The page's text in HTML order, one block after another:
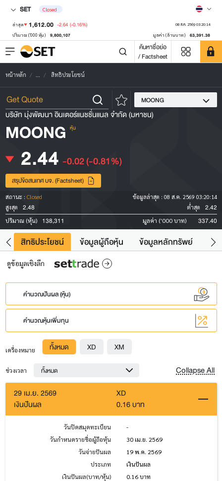
SET Closed
ล่าสุด 1,612.00 -2.64 (-0.16%) 08 ส.ค. 2569 03:20:14
ปริมาณ ('000 หุ้น) 9,800,107 มูลค่า (ล้านบาท) 63,391.38
ค้นหาชื่อย่อ
/ Factsheet
หน้าหลัก ... สิทธิประโยชน์
MOONG
บริษัท มุ่งพัฒนา อินเตอร์แนชชั่นแนล จำกัด (มหาชน)
MOONG หุ้น
2.44 -0.02(-0.81%)
สรุปข้อสนเทศ บจ. (Factsheet)
สถานะ : Closed ข้อมูลล่าสุด : 08 ส.ค. 2569 03:20:14
สูงสุด
2.48 ต่ำสุด 2.42
ปริมาณ (หุ้น) 138,311 มูลค่า ('000 บาท) 337.40
สิทธิประโยชน์ ข้อมูลผู้ถือหุ้น ข้อมูลหลักทรัพย์
ดูข้อมูลเชิงลึก
คำนวณปันผล (หุ้น)
คำนวณหุ้นเพิ่มทุน
เครื่องหมาย ทั้งหมด XD XM
ช่วงเวลา ทั้งหมด Collapse All
29 เม.ย. 2569
XD
เงินปันผล
0.16 บาท
วันปิดสมุดทะเบียน
-
วันกำหนดรายชื่อผู้ถือหุ้น
30 เม.ย. 2569
วันจ่ายปันผล
19 พ.ค. 2569
ประเภท
เงินปันผล
เงินปันผล(บาท/หุ้น)
0.16 บาท